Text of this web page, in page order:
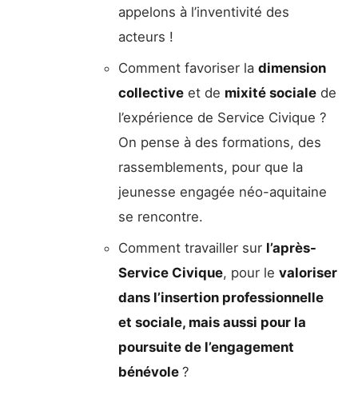
appelons à l’inventivité des
acteurs !
Comment favoriser la dimension
collective et de mixité sociale de
l’expérience de Service Civique ?
On pense à des formations, des
rassemblements, pour que la
jeunesse engagée néo-aquitaine
se rencontre.
Comment travailler sur l’après-
Service Civique, pour le valoriser
dans l’insertion professionnelle
et sociale, mais aussi pour la
poursuite de l’engagement
bénévole ?